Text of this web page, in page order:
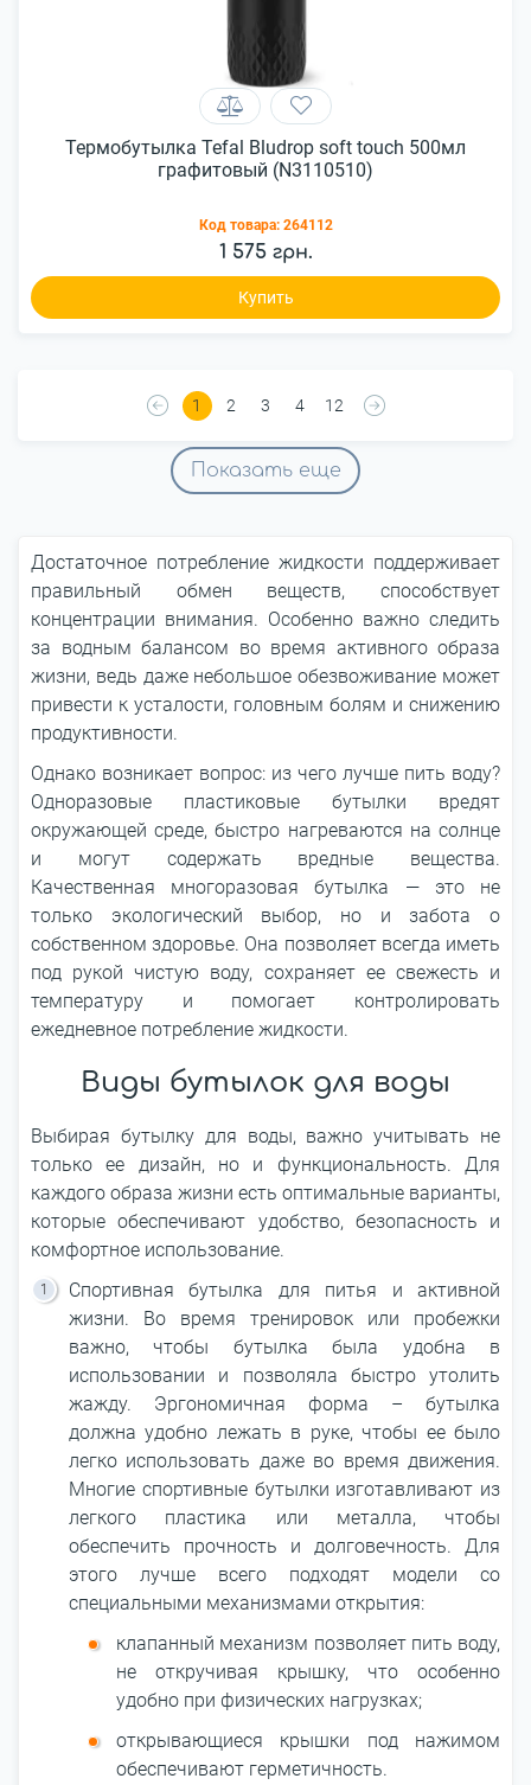
Термобутылка Tefal Bludrop soft touch 500мл
графитовый (N3110510)
Код товара: 264112
1 575 грн.
Купить
1 2 3 4 12
Показать еще
Достаточное потребление жидкости поддерживает
правильный обмен веществ, способствует
концентрации внимания. Особенно важно следить
за водным балансом во время активного образа
жизни, ведь даже небольшое обезвоживание может
привести к усталости, головным болям и снижению
продуктивности.
Однако возникает вопрос: из чего лучше пить воду?
Одноразовые пластиковые бутылки вредят
окружающей среде, быстро нагреваются на солнце
и могут содержать вредные вещества.
Качественная многоразовая бутылка ― это не
только экологический выбор, но и забота о
собственном здоровье. Она позволяет всегда иметь
под рукой чистую воду, сохраняет ее свежесть и
температуру и помогает контролировать
ежедневное потребление жидкости.
Виды бутылок для воды
Выбирая бутылку для воды, важно учитывать не
только ее дизайн, но и функциональность. Для
каждого образа жизни есть оптимальные варианты,
которые обеспечивают удобство, безопасность и
комфортное использование.
Спортивная бутылка для питья и активной
жизни. Во время тренировок или пробежки
важно, чтобы бутылка была удобна в
использовании и позволяла быстро утолить
жажду. Эргономичная форма – бутылка
должна удобно лежать в руке, чтобы ее было
легко использовать даже во время движения.
Многие спортивные бутылки изготавливают из
легкого пластика или металла, чтобы
обеспечить прочность и долговечность. Для
этого лучше всего подходят модели со
специальными механизмами открытия:
клапанный механизм позволяет пить воду,
не откручивая крышку, что особенно
удобно при физических нагрузках;
открывающиеся крышки под нажимом
обеспечивают герметичность.